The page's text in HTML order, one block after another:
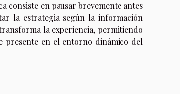
consiste en pausar brevemente antes
la estrategia según la información
la experiencia, permitiendo
presente en el entorno dinámico del